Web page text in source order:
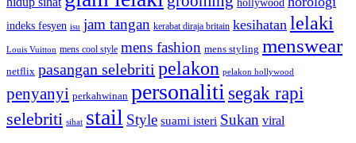
hollywood
indeks fesyen isu jam tangan kerabat diraja britain kesihatan lelaki
Louis Vuitton mens cool style mens fashion mens styling menswear
netflix pasangan selebriti pelakon pelakon hollywood
penyanyi perkahwinan personalitisegak rapi
selebriti sihat stail Style suami isteri Sukan viral